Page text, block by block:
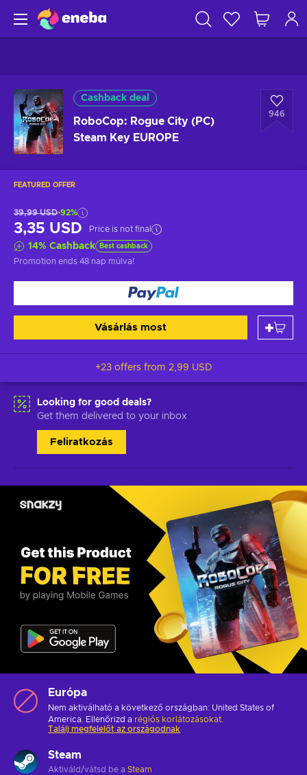
Cashback deal
RoboCop: Rogue City (PC)
Steam Key EUROPE
946
FEATURED OFFER
39,99 USD-92%
3,35 USD Price is not final
14% Cashback Best cashback
Promotion ends 48 nap múlva!
Vásárlás most
+23 offers from 2,99 USD
Looking for good deals?
Get them delivered to your inbox
Feliratkozás
Európa
Nem aktiválható a következő országban: United States of
America. Ellenőrizd a régiós korlátozásokat
Találj megfelelőt az országodnak
Steam
Aktiváld/vátsd be a Steam